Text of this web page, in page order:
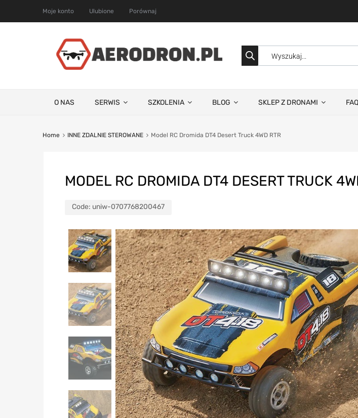
Moje konto Ulubione Porównaj
O NAS SERWIS SZKOLENIA BLOG SKLEP Z DRONAMI FAQ
Home INNE ZDALNIE STEROWANE Model RC Dromida DT4 Desert Truck 4WD RTR
MODEL RC DROMIDA DT4 DESERT TRUCK
Code: uniw-0707768200467